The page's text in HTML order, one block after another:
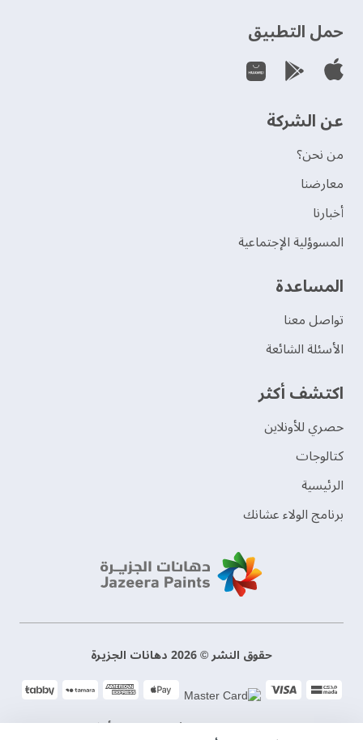
حمل التطبيق
عن الشركة
من نحن؟
‫معارضنا‬
‫أخبارنا‬
المسوؤلية الإجتماعية
‫المساعدة‬
تواصل معنا
الأسئلة الشائعة
اكتشف أكثر
حصري للأونلاين
‫كتالوجات‬
الرئيسية
برنامج الولاء عشانك
حقوق النشر © 2026 دهانات الجزيرة
سياسة الخصوصية الشروط و الأحكام